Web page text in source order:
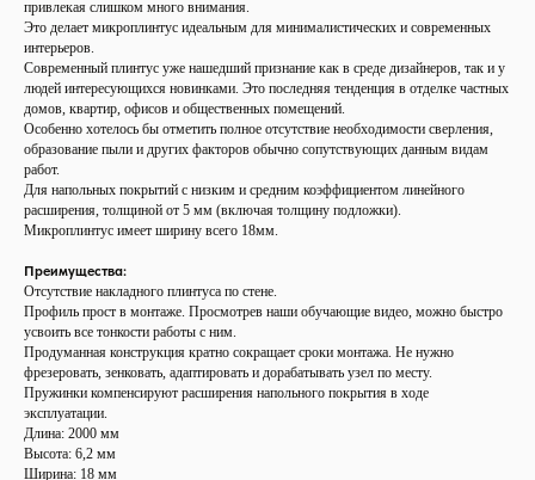
привлекая слишком много внимания.
Это делает микроплинтус идеальным для минималистических и современных
интерьеров.
Современный плинтус уже нашедший признание как в среде дизайнеров, так и у
людей интересующихся новинками. Это последняя тенденция в отделке частных
домов, квартир, офисов и общественных помещений.
Особенно хотелось бы отметить полное отсутствие необходимости сверления,
образование пыли и других факторов обычно сопутствующих данным видам
работ.
Для напольных покрытий с низким и средним коэффициентом линейного
расширения, толщиной от 5 мм (включая толщину подложки).
Микроплинтус имеет ширину всего 18мм.
Преимущества:
Отсутствие накладного плинтуса по стене.
Профиль прост в монтаже. Просмотрев наши обучающие видео, можно быстро
усвоить все тонкости работы с ним.
Продуманная конструкция кратно сокращает сроки монтажа. Не нужно
фрезеровать, зенковать, адаптировать и дорабатывать узел по месту.
Пружинки компенсируют расширения напольного покрытия в ходе
эксплуатации.
Длина: 2000 мм
Высота: 6,2 мм
Ширина: 18 мм